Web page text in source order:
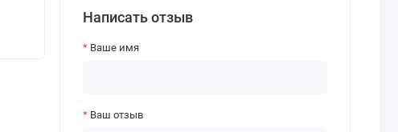
Написать отзыв
Ваше имя
Ваш отзыв